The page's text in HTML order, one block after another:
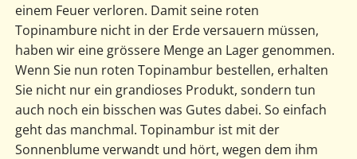
einem Feuer verloren. Damit seine roten
Topinambure nicht in der Erde versauern müssen,
haben wir eine grössere Menge an Lager genommen.
Wenn Sie nun roten Topinambur bestellen, erhalten
Sie nicht nur ein grandioses Produkt, sondern tun
auch noch ein bisschen was Gutes dabei. So einfach
geht das manchmal. Topinambur ist mit der
Sonnenblume verwandt und hört, wegen dem ihm